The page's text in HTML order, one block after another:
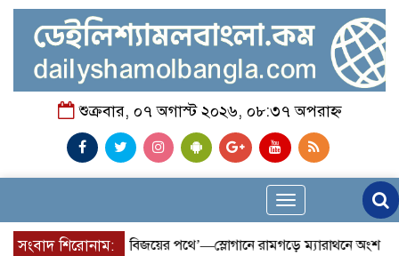
শুক্রবার, ০৭ অগাস্ট ২০২৬, ০৮:৩৭ অপরাহ্ন
Toggle
navigation
সংবাদ শিরোনাম:
জন্য, এগিয়ে চলুন বিজয়ের পথে’—স্লোগানে রামগড়ে ম্যারাথনে অংশ নিলেন